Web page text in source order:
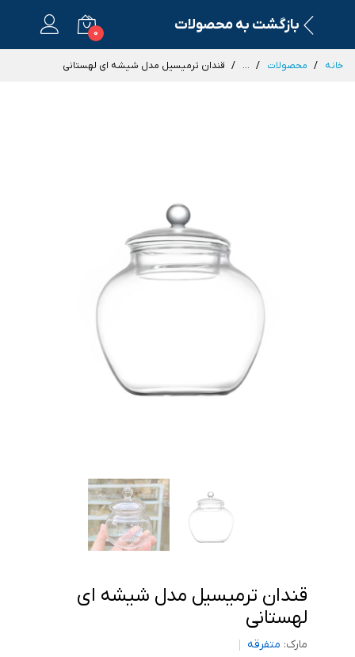
بازگشت به محصولات 0
خانه محصولات ... قندان ترمیسیل مدل شیشه ای لهستانی
قندان ترمیسیل مدل شیشه ای
لهستانی
مارک: متفرقه